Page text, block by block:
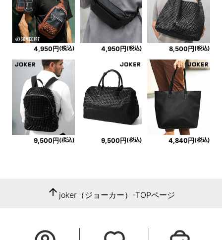
4,950円 (税込) 4,950円 (税込) 8,500円 (税込)
9,500円 (税込) 9,500円 (税込) 4,840円 (税込)
arrow_upward joker（ジョーカー）-TOPページ